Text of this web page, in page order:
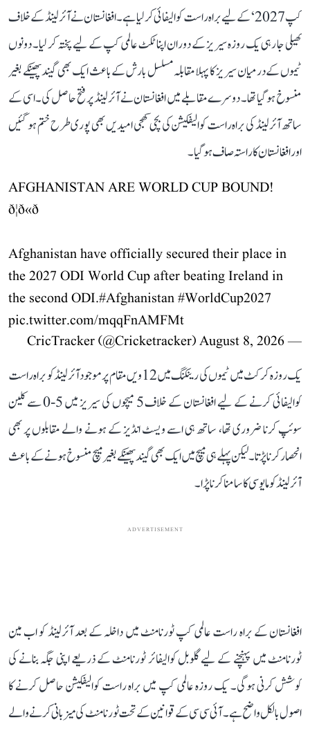
کپ 2027‘ کے لیے براہ راست کوالیفائی کر لیا ہے۔ افغانستان نے آئرلینڈ کے خلاف
کھیلی جا رہی یک روزہ سیریز کے دوران اپنا ٹکٹ عالمی کپ کے لیے پختہ کر لیا۔ دونوں
ٹیموں کے درمیان سیریز کا پہلا مقابلہ مسلسل بارش کے باعث ایک بھی گیند پھینکے بغیر
منسوخ ہو گیا تھا۔ دوسرے مقابلے میں افغانستان نے آئرلینڈ پر فتح حاصل کی۔ اسی کے
ساتھ آئرلینڈ کی براہ راست کوالیفکیشن کی بچی کھچی امیدیں بھی پوری طرح ختم ہو گئیں
اور افغانستان کا راستہ صاف ہو گیا۔
AFGHANISTAN ARE WORLD CUP BOUND!
ð¦ð«ð
Afghanistan have officially secured their place in
the 2027 ODI World Cup after beating Ireland in
the second ODI.#Afghanistan#WorldCup2027
pic.twitter.com/mqqFnAMFMt
— CricTracker (@Cricketracker)
August 8, 2026
یک روزہ کرکٹ میں ٹیموں کی رینکنگ میں 12ویں مقام پر موجود آئرلینڈ کو براہ راست
کوالیفائی کرنے کے لیے افغانستان کے خلاف 5 میچوں کی سیریز میں 5-0 سے کلین
سوئپ کرنا ضروری تھا، ساتھ ہی اسے ویسٹ انڈیز کے ہونے والے مقابلوں پر بھی
انحصار کرنا پڑتا۔ لیکن پہلے ہی میچ میں ایک بھی گیند پھینکے بغیر میچ منسوخ ہونے کے باعث
آئرلینڈ کو مایوسی کا سامنا کرنا پڑا۔
ADVERTISEMENT
افغانستان کے براہ راست عالمی کپ ٹورنامنٹ میں داخلہ کے بعد آئرلینڈ کو اب مین
ٹورنامنٹ میں پہنچنے کے لیے گلوبل کوالیفائر ٹورنامنٹ کے ذریعے اپنی جگہ بنانے کی
کوشش کرنی ہوگی۔ یک روزہ عالمی کپ میں براہ راست کوالیفکیشن حاصل کرنے کا
اصول بالکل واضح ہے۔ آئی سی سی کے قوانین کے تحت ٹورنامنٹ کی میزبانی کرنے والے